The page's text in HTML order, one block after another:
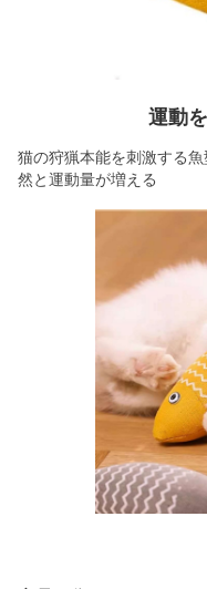
運動
猫の狩猟本能を刺激する
然と運動量が増える